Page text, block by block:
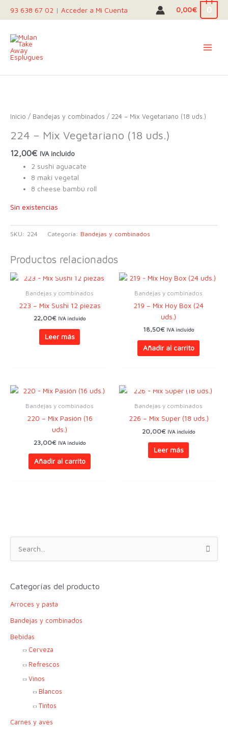
93 638 67 02 | Acceder a Mi Cuenta 0,00€ 0
Inicio / Bandejas y combinados / 224 – Mix Vegetariano (18 uds.)
224 – Mix Vegetariano (18 uds.)
12,00€ IVA incluido
2 sushi aguacate
8 maki vegetal
8 cheese bambú roll
Sin existencias
SKU: 224 Categoría: Bandejas y combinados
Productos relacionados
AGOTADO
Bandejas y combinados
223 – Mix Sushi 12 piezas
22,00€ IVA incluido
Leer más
Bandejas y combinados
219 – Mix Hoy Box (24
uds.)
18,50€ IVA incluido
Añadir al carrito
Bandejas y combinados
220 – Mix Pasión (16
uds.)
23,00€ IVA incluido
Añadir al carrito
Bandejas y combinados
226 – Mix Super (18 uds.)
20,00€ IVA incluido
Leer más
r
p
Categorías del producto
Arroces y pasta
Bandejas y combinados
Bebidas
Cerveza
Refrescos
Vinos
Blancos
Tintos
Carnes y aves